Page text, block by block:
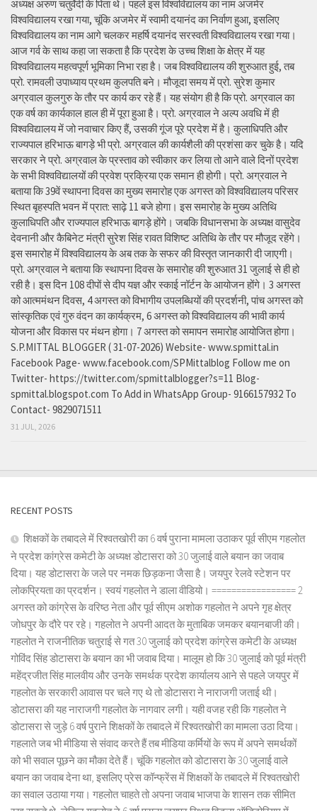
अध्यक्ष अरुण चतुर्वेदी के पिता थे। पहले इस विश्वविद्यालय का नाम अजमेर
विश्वविद्यालय रखा गया, चूंकि अजमेर में स्वामी दयानंद का निर्वाण हुआ, इसलिए
विश्वविद्यालय का नाम आगे चलकर महर्षि दयानंद सरस्वती विश्वविद्यालय रखा गया।
आज गर्व के साथ कहा जा सकता है कि प्रदेश के उच्च शिक्षा के क्षेत्र में यह
विश्वविद्यालय महत्वपूर्ण भूमिका निभा रहा है। जब विश्वविद्यालय की शुरुआत हुई, तब
प्रो. रामवली उपाध्याय प्रथम कुलपति बने। मौजूदा समय में प्रो. सुरेश कुमार
अग्रवाल कुलगुरु के तौर पर कार्य कर रहे हैं। यह संयोग ही है कि प्रो. अग्रवाल का
एक वर्ष का कार्यकाल हाल ही में पूरा हुआ है। प्रो. अग्रवाल ने अल्प अवधि में ही
विश्वविद्यालय में जो नवाचार किए हैं, उसकी गूंज पूरे प्रदेश में है। कुलाधिपति और
राज्यपाल हरिभाऊ बागड़े भी प्रो. अग्रवाल की कार्यशैली की प्रशंसा कर चुके है। यदि
सरकार ने प्रो. अग्रवाल के प्रस्ताव को स्वीकार कर लिया तो आने वाले दिनों प्रदेश
के सभी विश्वविद्यालयों की प्रवेश प्रक्रिया एक समान ही होगी। प्रो. अग्रवाल ने
बताया कि 39वें स्थापना दिवस का मुख्य समारोह एक अगस्त को विश्वविद्यालय परिसर
स्थित बृहस्पति भवन में प्रात: साढ़े 11 बजे होगा। इस समारोह के मुख्य अतिथि
कुलाधिपति और राज्यपाल हरिभाऊ बागड़े होंगे। जबकि विधानसभा के अध्यक्ष वासुदेव
देवनानी और कैबिनेट मंत्री सुरेश सिंह रावत विशिष्ट अतिथि के तौर पर मौजूद रहेंगे।
इस समारोह में विश्वविद्यालय के अब तक के सफर की विस्तृत जानकारी दी जाएगी।
प्रो. अग्रवाल ने बताया कि स्थापना दिवस के समारोह की शुरुआत 31 जुलाई से ही हो
रही है। इस दिन 108 दीपों से दीप यज्ञ और स्काई नॉर्टन के आयोजन होंगे। 3 अगस्त
को आत्ममंथन दिवस, 4 अगस्त को विभागीय उपलब्धियों की प्रदर्शनी, पांच अगस्त को
सांस्कृतिक एवं गुरु वंदन का कार्यक्रम, 6 अगस्त को विश्वविद्यालय की भावी कार्य
योजना और विकास पर मंथन होगा। 7 अगस्त को समापन समारोह आयोजित होगा।
S.P.MITTAL BLOGGER ( 31-07-2026) Website- www.spmittal.in
Facebook Page- www.facebook.com/SPMittalblog Follow me on
Twitter- https://twitter.com/spmittalblogger?s=11 Blog-
spmittal.blogspot.com To Add in WhatsApp Group- 9166157932 To
Contact- 9829071511
31 JUL, 2026
RECENT POSTS
शिक्षकों के तबादले में रिश्वतखोरी का 6 वर्ष पुराना मामला उठाकर पूर्व सीएम गहलोत
ने प्रदेश कांग्रेस कमेटी के अध्यक्ष डोटासरा को 30 जुलाई वाले बयान का जवाब
दिया। यह डोटासरा के जले पर नमक छिड़कना जैसा है। जयपुर रेलवे स्टेशन पर
लोकप्रियता का प्रदर्शन। स्वयं गहलोत ने डाला वीडियो। ================= 2
अगस्त को कांग्रेस के वरिष्ठ नेता और पूर्व सीएम अशोक गहलोत ने अपने गृह क्षेत्र
जोधपुर के दौरे पर रहे। गहलोत ने अपनी आदत के मुताबिक जमकर बयानबाजी की।
गहलोत ने राजनीतिक चतुराई से गत 30 जुलाई को प्रदेश कांग्रेस कमेटी के अध्यक्ष
गोविंद सिंह डोटासरा के बयान का भी जवाब दिया। मालूम हो कि 30 जुलाई को पूर्व मंत्री
महेंद्रजीत सिंह मालवीय और उनके समर्थक प्रदेश कार्यालय आने से पहले जयपुर में
गहलोत के सरकारी आवास पर चले गए थे तो डोटासरा ने नाराजगी जताई थी।
डोटासरा की यह नाराजगी गहलोत के नागवार लगी। यही वजह रही कि गहलोत ने
डोटासरा से जुड़े 6 वर्ष पुराने शिक्षकों के तबादले में रिश्वतखोरी का मामला उठा दिया।
गहलाते जब भी मीडिया से संवाद करते हैं तब मीडिया कर्मियों के रूप में अपने समर्थकों
को भी सवाल पूछने का मौका देते हैं। चूंकि गहलोत को डोटासरा के 30 जुलाई वाले
बयान का जवाब देना था, इसलिए प्रेस कॉन्फ्रेंस में शिक्षकों के तबादले में रिश्वतखोरी
का सवाल उठाया गया। गहलोत चाहते तो अपना जवाब भाजपा के शासन तक सीमित